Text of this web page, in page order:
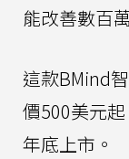
能改善數百
這款BMind
價500美元
年底上市。